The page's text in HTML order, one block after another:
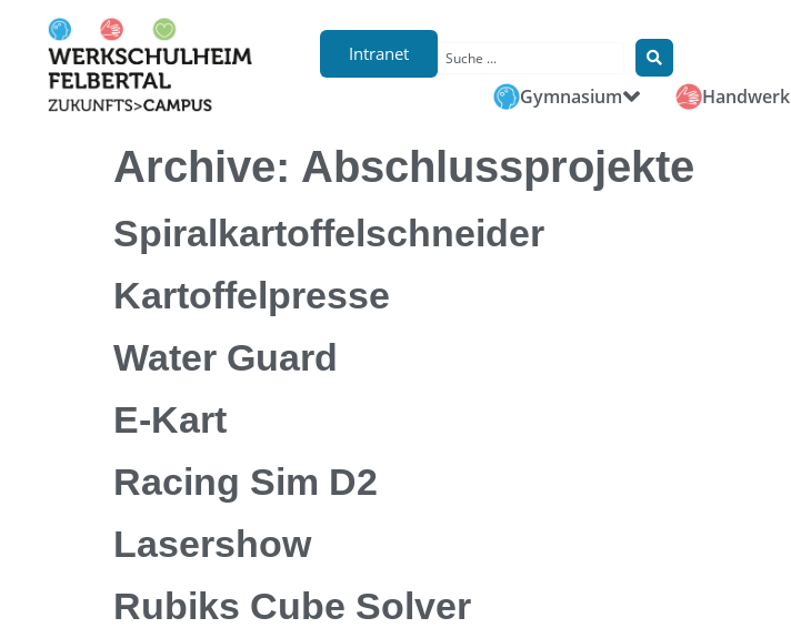
Gymnasium Handwerk
Intranet
Archive: Abschlussprojekte
Spiralkartoffelschneider
Kartoffelpresse
Water Guard
E-Kart
Racing Sim D2
Lasershow
Rubiks Cube Solver